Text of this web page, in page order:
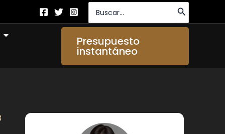
por:
Abierto About Us
Presupuesto
instantáneo